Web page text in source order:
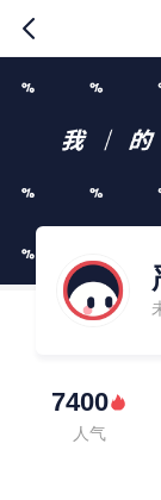
7400
人气